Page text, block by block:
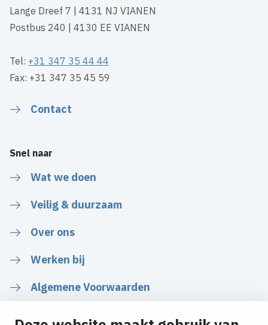
Lange Dreef 7 | 4131 NJ VIANEN
Postbus 240 | 4130 EE VIANEN
Tel: +31 347 35 44 44
Fax: +31 347 35 45 59
Contact
Snel naar
Wat we doen
Veilig & duurzaam
Over ons
Werken bij
Algemene Voorwaarden